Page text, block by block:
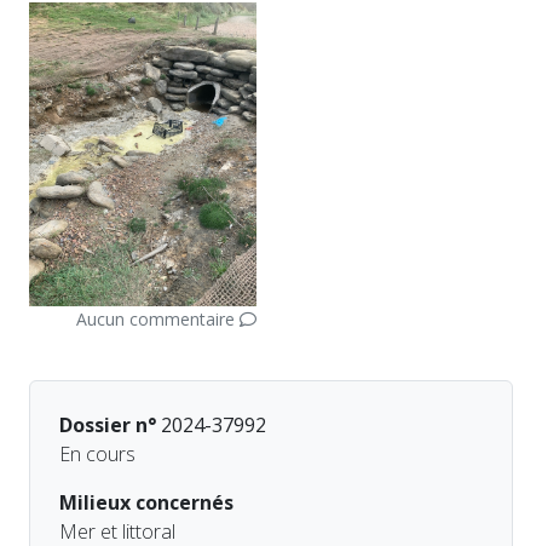
Aucun commentaire
Dossier n° 2024-37992
En cours
Milieux concernés
Mer et littoral